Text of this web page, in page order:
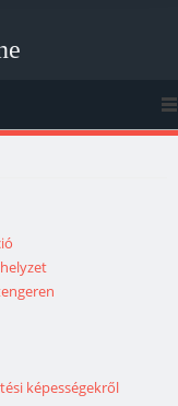
képességekről